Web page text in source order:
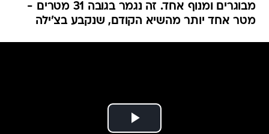
מבוגרים ומנוף אחד. זה נגמר בגובה 31 מטרים -
מטר אחד יותר מהשיא הקודם, שנקבע בצ'ילה